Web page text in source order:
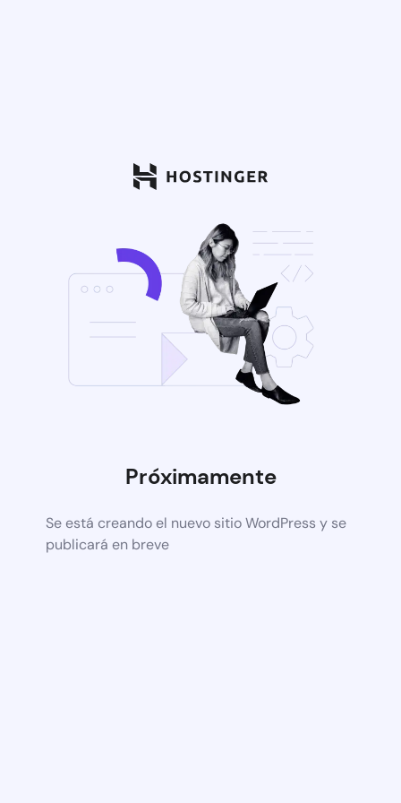
Próximamente
Se está creando el nuevo sitio WordPress y se
publicará en breve